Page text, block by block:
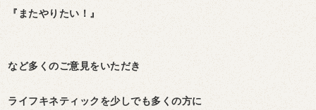
『またやりたい！』
など多くのご意見をいただき
ライフキネティックを少しでも多くの方に